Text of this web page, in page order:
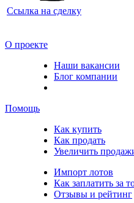
Ссылка на сделку
О проекте
Наши вакансии
Блог компании
Помощь
Как купить
Как продать
Увеличить
Импорт лотов
Как заплатить за
Отзывы и рейтинг